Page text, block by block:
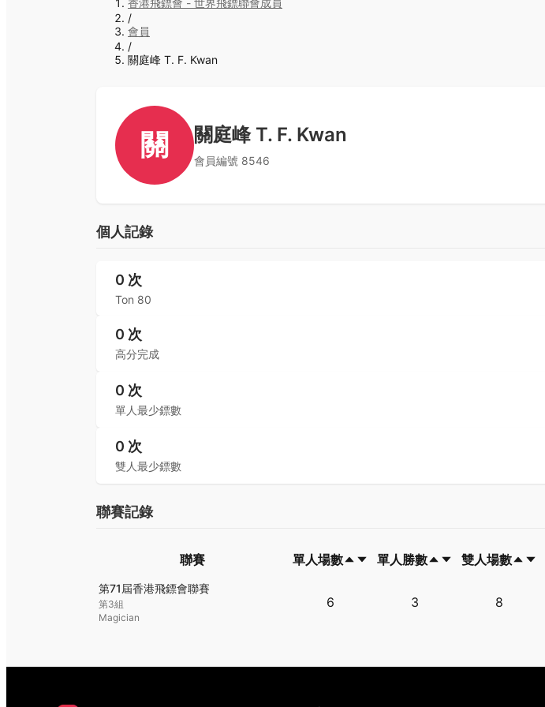
香港飛鏢會 - 世界飛鏢聯會成員
/
會員
/
關庭峰 T. F. Kwan
關 關庭峰 T. F. Kwan
會員編號 8546
個人記錄
0 次
Ton 80
0 次
高分完成
0 次
單人最少鏢數
0 次
雙人最少鏢數
聯賽記錄
聯賽 單人場數 單人勝數 雙人場數
聯賽
第71屆香港飛鏢會聯賽
第3組
Magician
6 3 8